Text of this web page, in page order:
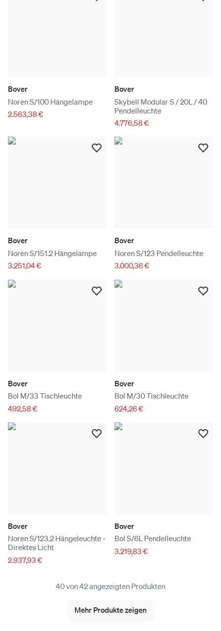
Bover
Noren S/100 Hängelampe
2.563,38 €
Bover
Skybell Modular S / 20L / 40
Pendelleuchte
4.776,58 €
Bover
Noren S/151.2 Hängelampe
3.251,04 €
Bover
Noren S/123 Pendelleuchte
3.000,36 €
Bover
Bol M/33 Tischleuchte
492,58 €
Bover
Bol M/30 Tischleuchte
624,26 €
Bover
Noren S/123.2 Hängeleuchte -
Direktes Licht
2.937,93 €
Bover
Bol S/6L Pendelleuchte
3.219,83 €
40 von 42 angezeigten Produkten
Mehr Produkte zeigen